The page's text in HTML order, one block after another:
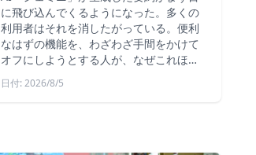
に飛び込んでくるようになった。多くの
利用者はそれを消したがっている。便利
なはずの機能を、わざわざ手間をかけて
オフにしようとする人が、なぜこれほ…
日付: 2026/8/5